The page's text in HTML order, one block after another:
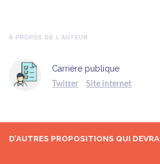
À PROPOS DE L'AUTEUR
Carrière publique
Twitter Site internet
D’AUTRES PROPOSITIONS QUI